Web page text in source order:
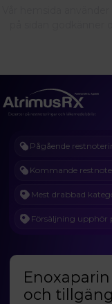
Pågående
Kommande
Mest drabbad
Försäljning upphör
och